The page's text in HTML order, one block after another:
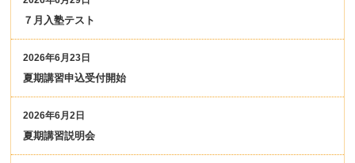
７月入塾テスト
2026年6月23日
夏期講習申込受付開始
2026年6月2日
夏期講習説明会